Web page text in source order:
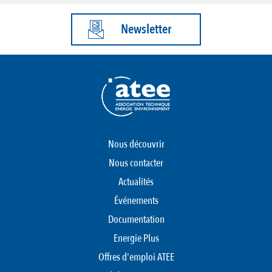
Newsletter
Nous découvrir
Nous contacter
Actualités
Événements
Documentation
Energie Plus
Offres d'emploi ATEE